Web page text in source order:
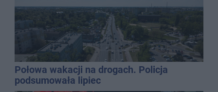
Połowa wakacji na drogach. Policja
podsumowała lipiec